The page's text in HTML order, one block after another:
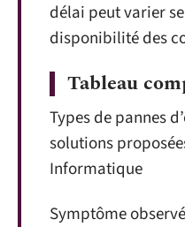
délai peut varier
disponibilité des
Tableau
Types de pannes
solutions
Informatique
Symptôme observé